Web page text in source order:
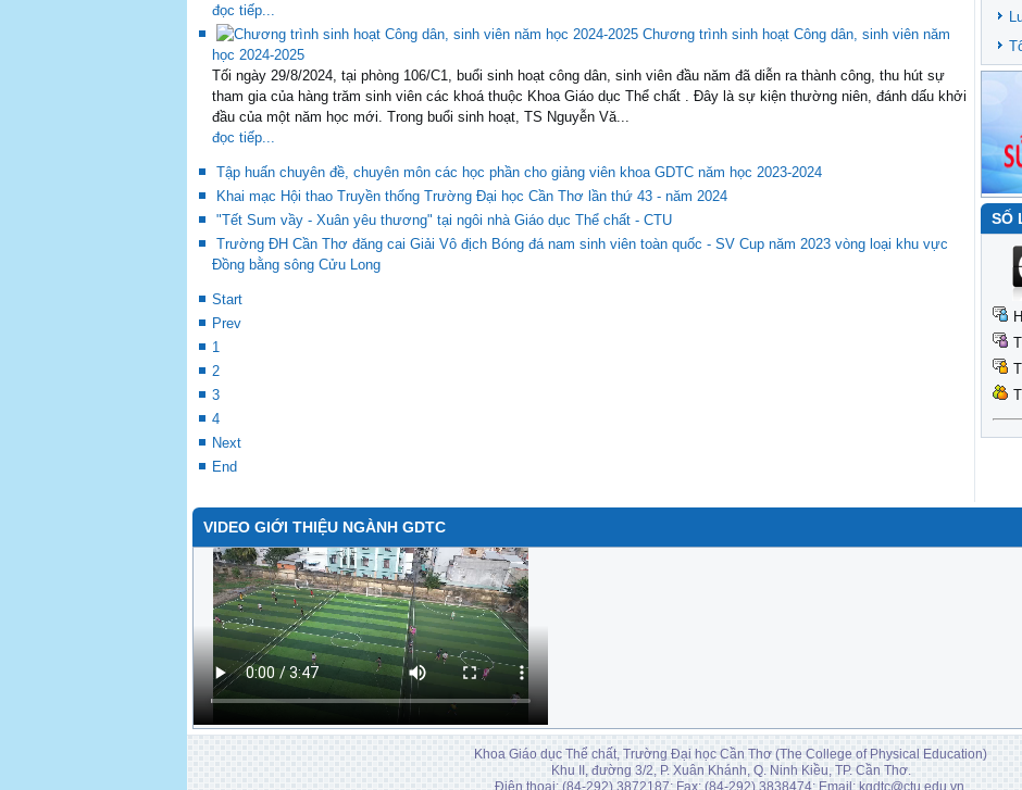
tham gia học thể dục cũng như tham gia các hoạt động ngoại khóa và các sự kiện khác. Tất cả sinh viên đều phải mặc
đồng phục của Trường. Vì vậy, các em vui lòng đăng ký bổ sung đồng phục thể dục...
đọc tiếp...
Sinh viên ngành GDTC hội nhập quốc tế
Thực hiện theo kế hoạch cho sinh viên đang học tập tại Trường Đại học Cần Thơ đi học tập ngắn hạn tại nước ngoài
năm 2024. Khoa Giáo dục Thể chất kết hợp với Khoa Khoa học Chính trị trong tổ chức chuyến đi học tập nước ngoài
cho 05 sinh viên của 02 Khoa từ ngày 11/01/2025 đến ngày 14/01/2...
động Khoa Giáo dục Thể chất năm học 2024-2025
Chiều ngày 14/09/2024, Khoa Giáo dục Thể chất đã tổ chức Hội nghị Viên chức, Người lao động năm học 2024-2025.
Đây là sự kiện quan trọng nhằm đánh giá, tổng kết những kết quả đạt được trong năm học vừa qua và đưa ra phương
hướng, kế hoạch cho năm học mới. Tham dự hội nghị có sự hiện diện...
học 2024-2025
Tối ngày 29/8/2024, tại phòng 106/C1, buổi sinh hoạt công dân, sinh viên đầu năm đã diễn ra thành công, thu hút sự
tham gia của hàng trăm sinh viên các khoá thuộc Khoa Giáo dục Thể chất . Đây là sự kiện thường niên, đánh dấu khởi
đầu của một năm học mới. Trong buổi sinh hoạt, TS Nguyễn Vă...
đọc tiếp...
Tập huấn chuyên đề, chuyên môn các học phần cho giảng viên khoa GDTC năm học 2023-2024
Khai mạc Hội thao Truyền thống Trường Đại học Cần Thơ lần thứ 43 - năm 2024
Trường ĐH Cần Thơ đăng cai Giải Vô địch Bóng đá nam sinh viên toàn quốc - SV Cup năm 2023 vòng loại khu vực
Đồng bằng sông Cửu Long
Start
Prev
1
2
3
4
Next
SỐ